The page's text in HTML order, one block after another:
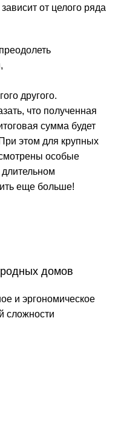
от целого ряда
другого.
что полученная
сумма будет
этом для крупных
особые
еще больше!
домов
и эргономическое
сложности